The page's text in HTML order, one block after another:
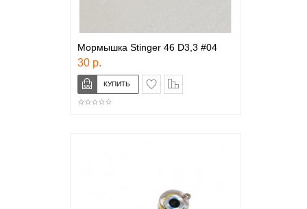
Мормышка Stinger 46 D3,3 #04
30 р.
в закладки